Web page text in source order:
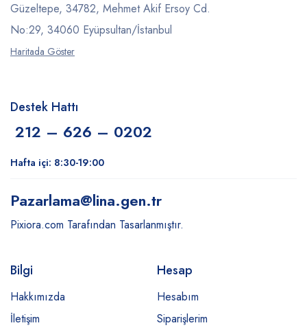
Güzeltepe, 34782, Mehmet Akif Ersoy Cd.
No:29, 34060 Eyüpsultan/İstanbul
Haritada Göster
Destek Hattı
212 – 626 – 0202
Hafta içi: 8:30-19:00
Pazarlama@lina.gen.tr
Pixiora.com Tarafından Tasarlanmıştır.
Bilgi
Hakkımızda
İletişim
Hesap
Hesabım
Siparişlerim